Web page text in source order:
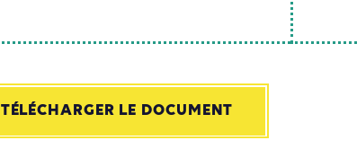
TÉLÉCHARGER LE DOCUMENT